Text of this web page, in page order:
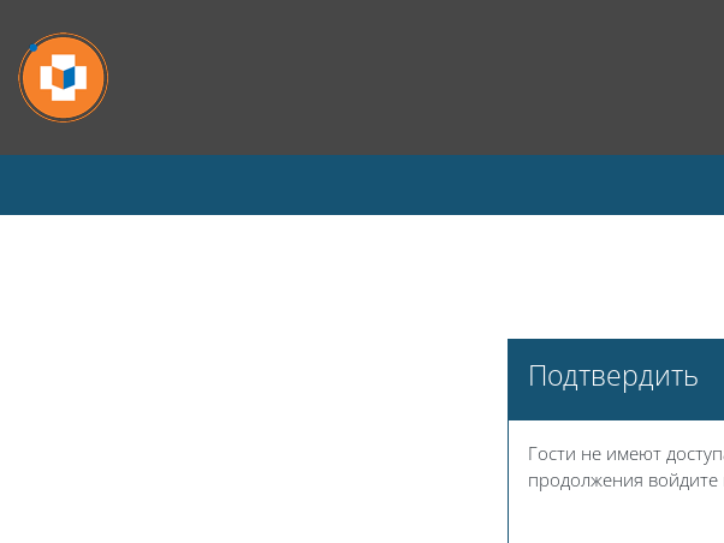
Подтвердить
Гости не имеют
продолжения войдите